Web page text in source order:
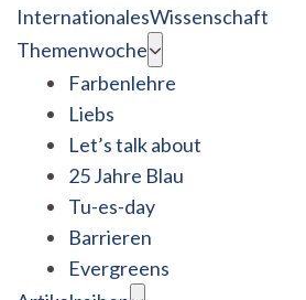
InternationalesWissenschaft
Themenwoche
Farbenlehre
Liebs
Let’s talk about
25 Jahre Blau
Tu-es-day
Barrieren
Evergreens